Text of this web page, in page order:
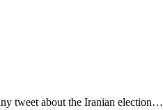
tweet about the Iranian election…